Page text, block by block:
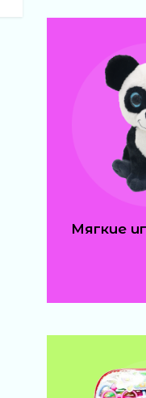
Мягкие